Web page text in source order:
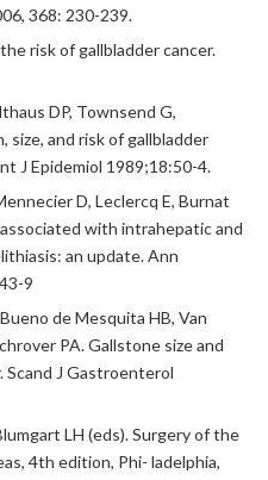
368: 230-239.
risk of gallbladder cancer.
DP, Townsend G,
size, and risk of gallbladder
J Epidemiol 1989;18:50-4.
D, Leclercq E, Burnat
with intrahepatic and
an update. Ann
9
de Mesquita HB, Van
PA. Gallstone size and
Scand J Gastroenterol
LH (eds). Surgery of the
4th edition, Phi- ladelphia,